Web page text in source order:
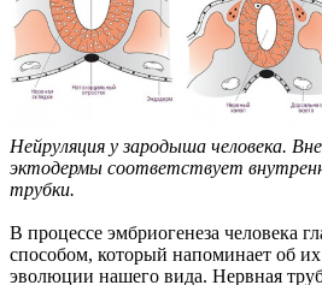
Нейруляция у зародыша человека.
эктодермы соответствует
трубки.
В процессе эмбриогенеза человека
способом, который напоминает об
эволюции нашего вида. Нервная